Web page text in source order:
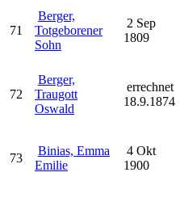
71
Berger,
Totgeborener
Sohn
2 Sep
1809
72
Berger,
Traugott
Oswald
errechnet
18.9.1874
73
Binias, Emma
Emilie
4 Okt
1900